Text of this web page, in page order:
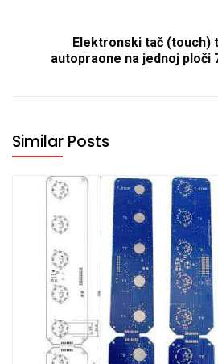
Elektronski tač (touch)
autopraone na jednoj ploči
Similar Posts